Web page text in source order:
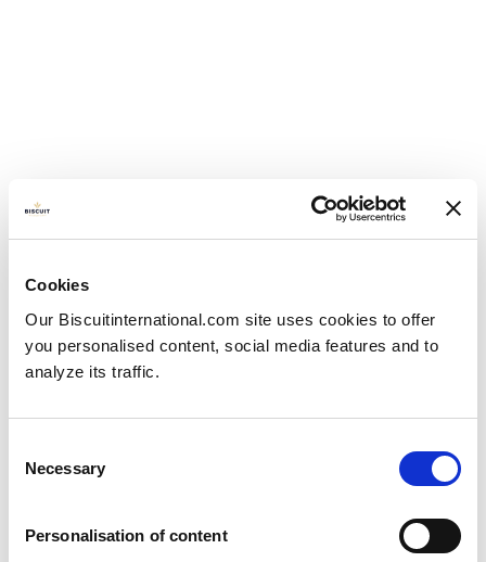
Cookies
Our Biscuitinternational.com site uses cookies to offer
you personalised content, social media features and to
analyze its traffic.
Selection
Necessary
Personalisation of content
Vi kan stolt meddela att vi lanserar en ny innovation
2023:Sandwich wafer. Den här innovativa nyheten